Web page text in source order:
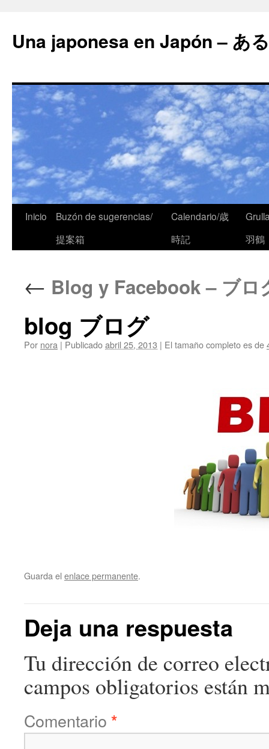
Una japonesa en Japón – あ
Inicio
Buzón de sugerencias/
提案箱
Calendario/歳
時記
羽鶴
← Blog y Facebook – ブロ
blog ブログ
Por nora | Publicadoabril 25, 2013 | El tamaño completo es de
Guarda el enlace permanente.
Deja una respuesta
Tu dirección de correo
campos obligatorios están
Comentario *